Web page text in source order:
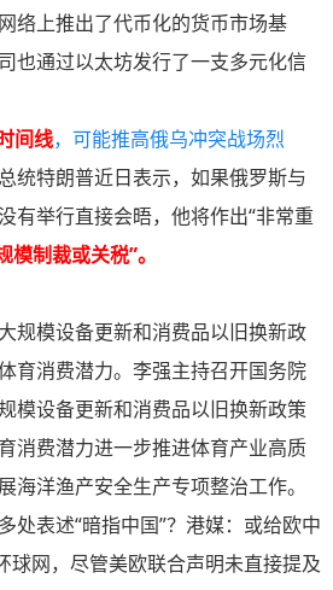
络上推出了代币化的货币市场基
也通过以太坊发行了一支多元化信
间线，可能推高俄乌冲突战场烈
统特朗普近日表示，如果俄罗斯与
有举行直接会晤，他将作出“非常重
模制裁或关税”。
规模设备更新和消费品以旧换新政
育消费潜力。李强主持召开国务院
模设备更新和消费品以旧换新政策
消费潜力进一步推进体育产业高质
海洋渔产安全生产专项整治工作。
处表述“暗指中国”？港媒：或给欧中
球网，尽管美欧联合声明未直接提及